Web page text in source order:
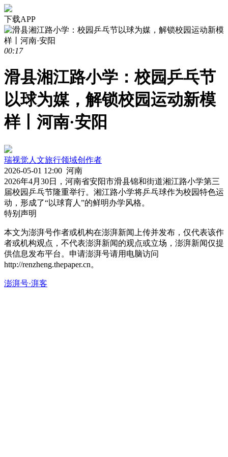
下载APP
00:17
滑县湘江路小学：校园乒乓节
以球为媒，解锁校园运动新模
样丨河南·安阳
瑞视觉人文旅行领域创作者
2026-05-01 12:00 河南
2026年4月30日，河南省安阳市滑县锦和街道湘江路小学第三
届校园乒乓节隆重举行。湘江路小学将乒乓球作为校园特色运
动，形成了“以球育人”的鲜明办学风格。
特别声明
本文为澎湃号作者或机构在澎湃新闻上传并发布，仅代表该作
者或机构观点，不代表澎湃新闻的观点或立场，澎湃新闻仅提
供信息发布平台。申请澎湃号请用电脑访问
http://renzheng.thepaper.cn。
澎湃号·湃客